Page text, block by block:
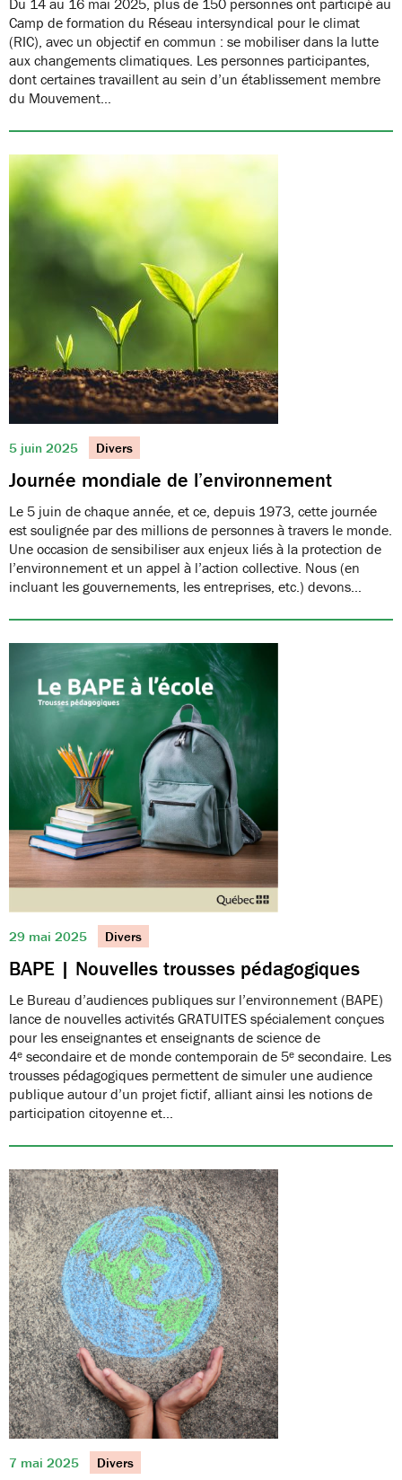
Camp de formation du Réseau intersyndical pour le climat
(RIC), avec un objectif en commun : se mobiliser dans la lutte
aux changements climatiques. Les personnes participantes,
dont certaines travaillent au sein d’un établissement membre
du Mouvement…
5 juin 2025 Divers
Journée mondiale de l’environnement
Le 5 juin de chaque année, et ce, depuis 1973, cette journée
est soulignée par des millions de personnes à travers le monde.
Une occasion de sensibiliser aux enjeux liés à la protection de
l’environnement et un appel à l’action collective. Nous (en
incluant les gouvernements, les entreprises, etc.) devons…
29 mai 2025 Divers
BAPE | Nouvelles trousses pédagogiques
Le Bureau d’audiences publiques sur l’environnement (BAPE)
lance de nouvelles activités GRATUITES spécialement conçues
pour les enseignantes et enseignants de science de
4ᵉ secondaire et de monde contemporain de 5ᵉ secondaire. Les
trousses pédagogiques permettent de simuler une audience
publique autour d’un projet fictif, alliant ainsi les notions de
participation citoyenne et…
7 mai 2025 Divers